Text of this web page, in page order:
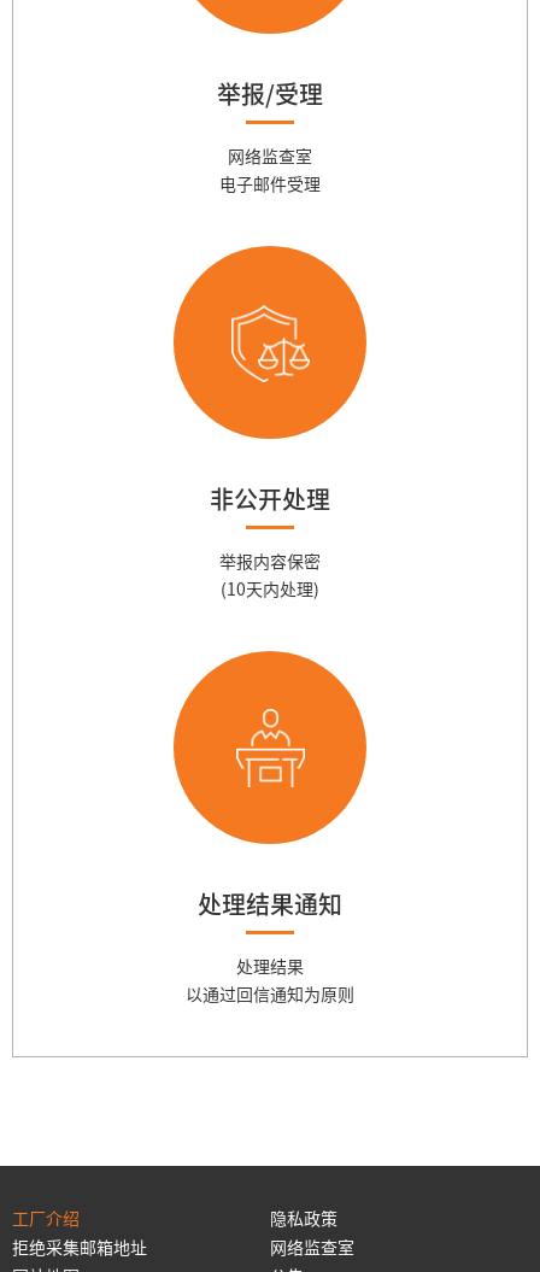
举报/受理
网络监查室
电子邮件受理
非公开处理
举报内容保密
(10天内处理)
处理结果通知
处理结果
以通过回信通知为原则
工厂介绍
隐私政策
拒绝采集邮箱地址
网络监查室